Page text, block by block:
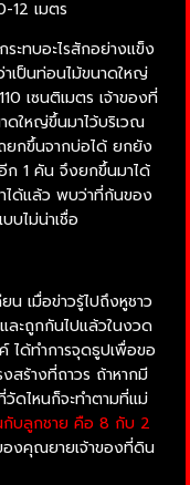
12 เมตร
ะทบอะไรสักอย่างแข็ง
เป็นท่อนไม้ขนาดใหญ่
เซนติเมตร เจ้าของที่
ดใหญ่ขึ้นมาไว้บริเวณ
ยกขึ้นจากบ่อได้ ยกยัง
ก 1 คัน จึงยกขึ้นมาได้
ได้แล้ว พบว่าที่ก้นของ
บไม่น่าเชื่อ
น เมื่อข่าวรู้ไปถึงหูชาว
ละถูกกันไปแล้วในงวด
ได้ทำการจุดธูปเพื่อขอ
สร้างที่ถาวร ถ้าหากมี
วัดไหนก็จะทำตามที่แม่
กับลูกชาย คือ 8 กับ 2
องคุณยายเจ้าของที่ดิน